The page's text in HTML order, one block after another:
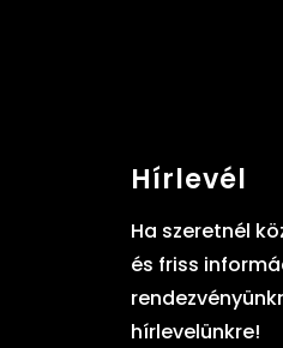
Hírlevél
Ha szeretnél
és friss
hírlevelünkre!